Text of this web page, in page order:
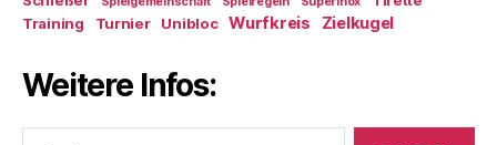
Training
Turnier Unibloc Wurfkreis Zielkugel
Weitere Infos: